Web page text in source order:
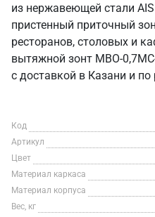
из нержавеющей стали
пристенный приточный
ресторанов, столовых и
вытяжной зонт МВО-
с доставкой в Казани и по
Код
Артикул
Цвет
Материал каркаса
Материал корпуса
Вес, кг